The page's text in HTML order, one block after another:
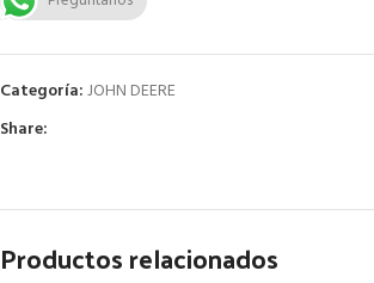
Categoría:JOHN DEERE
Share:
Productos relacionados